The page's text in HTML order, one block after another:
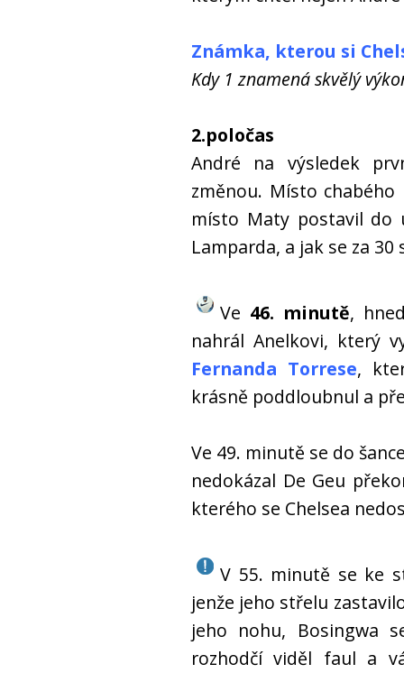
Známka, kterou si
Kdy 1 znamená skvělý
2.poločas
André na výsledek
změnou. Místo
místo Maty postavil do
Lamparda, a jak se za
Ve 46. minutě,
nahrál Anelkovi, který
Fernanda Torrese,
krásně poddloubnul a
Ve 49. minutě se do
nedokázal De Geu
kterého se Chelsea
V 55. minutě se ke
jenže jeho střelu
jeho nohu, Bosingwa
rozhodčí viděl faul a